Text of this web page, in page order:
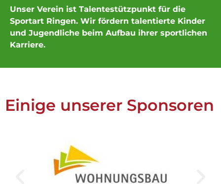
Unser Verein ist Talentestützpunkt für die
Sportart Ringen. Wir fördern talentierte Kinder
und Jugendliche beim Aufbau ihrer sportlichen
Karriere.
Einige unserer Sponsoren